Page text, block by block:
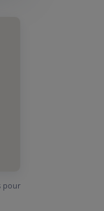
pour